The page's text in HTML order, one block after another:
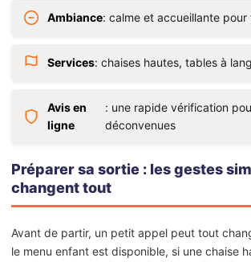
Ambiance: calme et accueillante pour
Services: chaises hautes, tables à
Avis en
ligne
: une rapide vérification
déconvenues
Préparer sa sortie : les gestes
changent tout
Avant de partir, un petit appel peut tout
le menu enfant est disponible, si une chaise